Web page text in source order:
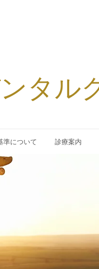
タル
準について 診療案内